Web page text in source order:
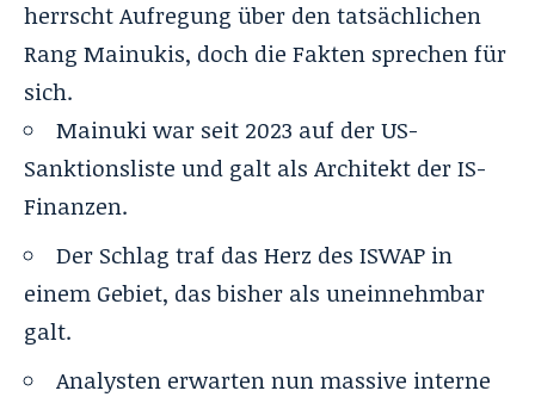
herrscht Aufregung über den tatsächlichen
Rang Mainukis, doch die Fakten sprechen für
sich.
Mainuki war seit 2023 auf der US-
Sanktionsliste und galt als Architekt der IS-
Finanzen.
Der Schlag traf das Herz des ISWAP in
einem Gebiet, das bisher als uneinnehmbar
galt.
Analysten erwarten nun massive interne